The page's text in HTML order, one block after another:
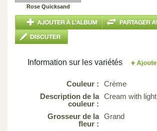
Rose Quicksand
Information sur les variétés
Couleur :
Crème
Description de la
couleur :
Cream with
Grosseur de la
fleur :
Grand